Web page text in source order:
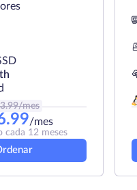
/mes
/mes
cada 12 meses